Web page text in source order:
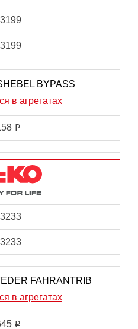
BYPASS
в агрегатах
i
FAHRANTRIB
в агрегатах
i